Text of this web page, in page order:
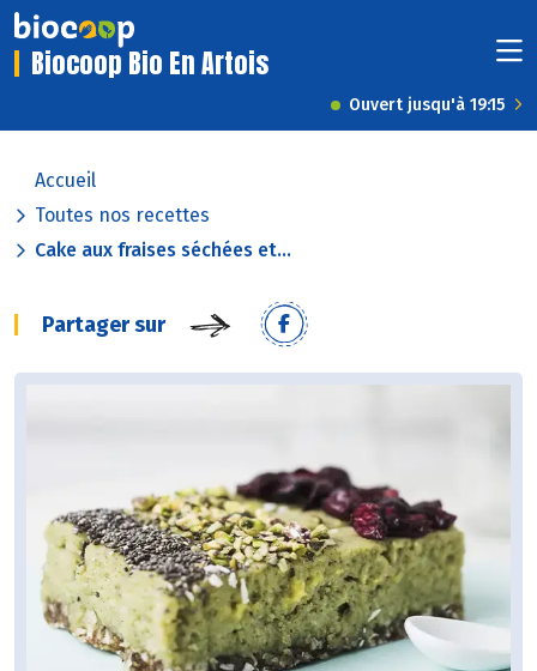
Biocoop Bio En Artois
Ouvert jusqu'à 19:15
Accueil
Toutes nos recettes
Cake aux fraises séchées et...
Partager sur